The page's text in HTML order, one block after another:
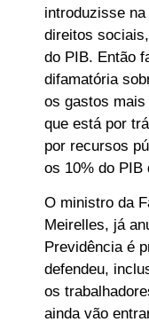
introduzisse
direitos
do PIB. Então
difamatória
os gastos
que está por
por recursos
os 10% do PIB
O ministro da
Meirelles, já
Previdência é
defendeu,
os
ainda vão